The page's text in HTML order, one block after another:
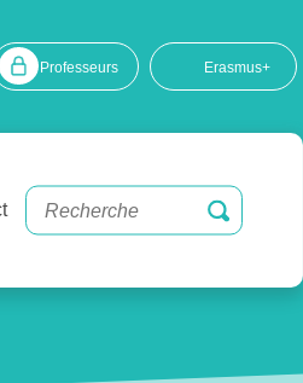
Professeurs Erasmus+